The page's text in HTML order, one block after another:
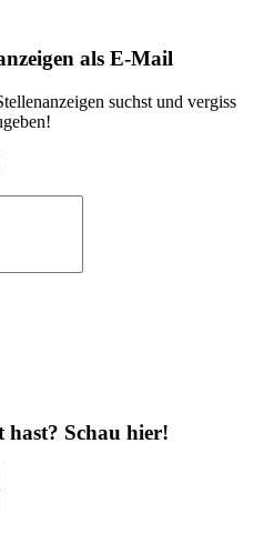
als E-Mail
suchst und vergiss
hast? Schau hier!